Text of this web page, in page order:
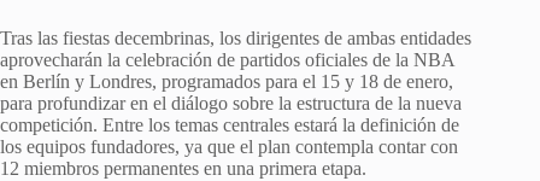
Tras las fiestas decembrinas, los dirigentes de ambas entidades
aprovecharán la celebración de partidos oficiales de la NBA
en Berlín y Londres, programados para el 15 y 18 de enero,
para profundizar en el diálogo sobre la estructura de la nueva
competición. Entre los temas centrales estará la definición de
los equipos fundadores, ya que el plan contempla contar con
12 miembros permanentes en una primera etapa.